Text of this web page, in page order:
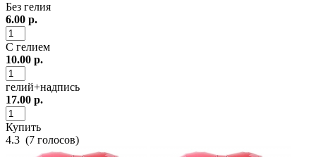
Без гелия
6.00 р.
С гелием
10.00 р.
гелий+надпись
17.00 р.
Купить
4.3 (7 голосов)